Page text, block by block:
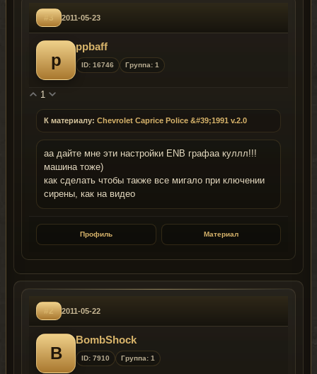
#3 2011-05-23
p
ppbaff
ID: 16746 Группа: 1
1
К материалу: Chevrolet Caprice Police &#39;1991 v.2.0
аа дайте мне эти настройки ENB графаа куллл!!!
машина тоже)
как сделать чтобы также все мигало при ключении
сирены, как на видео
Профиль Материал
#2 2011-05-22
B
BombShock
ID: 7910 Группа: 1